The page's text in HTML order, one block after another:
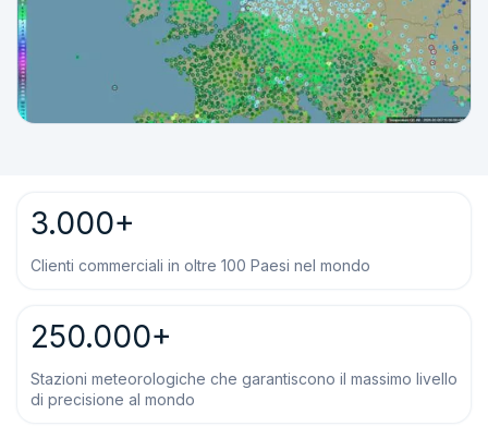
3.000+
Clienti commerciali in oltre 100 Paesi nel mondo
250.000+
Stazioni meteorologiche che garantiscono il massimo livello
di precisione al mondo